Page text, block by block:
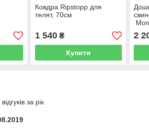
Ковдра Ripstopp для
телят, 70см
1 540₴
Купити
2
за рік